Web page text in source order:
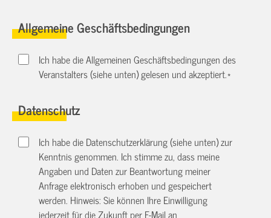
Allgemeine Geschäftsbedingungen
Ich habe die Allgemeinen Geschäftsbedingungen des
Veranstalters (siehe unten) gelesen und akzeptiert.*
Datenschutz
Ich habe die Datenschutzerklärung (siehe unten) zur
Kenntnis genommen. Ich stimme zu, dass meine
Angaben und Daten zur Beantwortung meiner
Anfrage elektronisch erhoben und gespeichert
werden. Hinweis: Sie können Ihre Einwilligung
jederzeit für die Zukunft per E-Mail an